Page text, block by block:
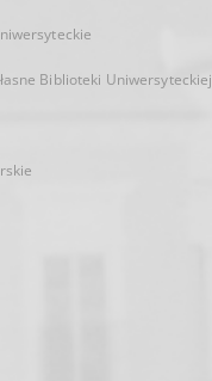
Biblioteki Uniwersyteckiej